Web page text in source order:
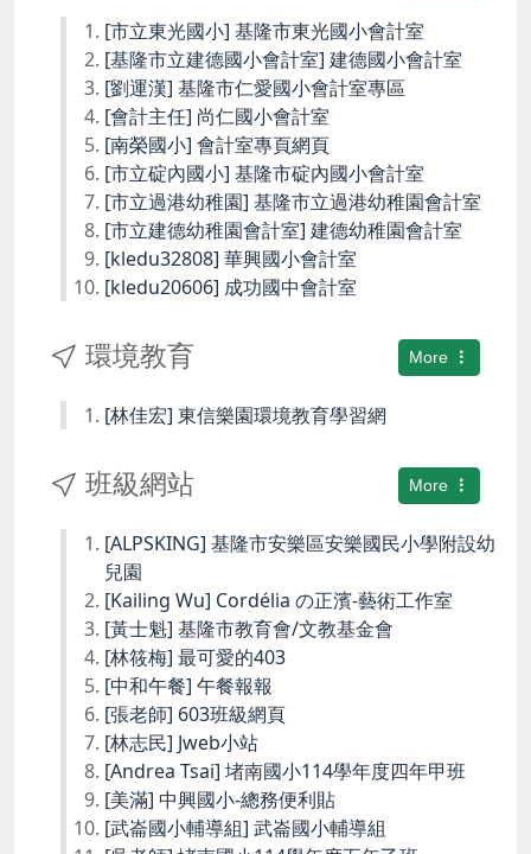
[市立東光國小] 基隆市東光國小會計室
[基隆市立建德國小會計室] 建德國小會計室
[劉運漢] 基隆市仁愛國小會計室專區
[會計主任] 尚仁國小會計室
[南榮國小] 會計室專頁網頁
[市立碇內國小] 基隆市碇內國小會計室
[市立過港幼稚園] 基隆市立過港幼稚園會計室
[市立建德幼稚園會計室] 建德幼稚園會計室
[kledu32808] 華興國小會計室
[kledu20606] 成功國中會計室
More
環境教育
[林佳宏] 東信樂園環境教育學習網
More
班級網站
[ALPSKING] 基隆市安樂區安樂國民小學附設幼
兒園
[Kailing Wu] Cordélia の正濱-藝術工作室
[黃士魁] 基隆市教育會/文教基金會
[林筱梅] 最可愛的403
[中和午餐] 午餐報報
[張老師] 603班級網頁
[林志民] Jweb小站
[Andrea Tsai] 堵南國小114學年度四年甲班
[美滿] 中興國小-總務便利貼
[武崙國小輔導組] 武崙國小輔導組